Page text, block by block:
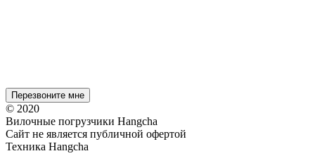
© 2020
Вилочные погрузчики Hangcha
Сайт не является публичной офертой
Техника Hangcha